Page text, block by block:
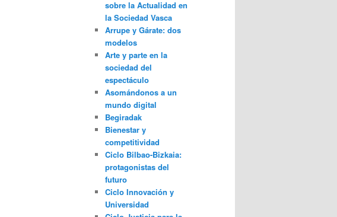
sobre la Actualidad en
la Sociedad Vasca
Arrupe y Gárate: dos
modelos
Arte y parte en la
sociedad del
espectáculo
Asomándonos a un
mundo digital
Begiradak
Bienestar y
competitividad
Ciclo Bilbao-Bizkaia:
protagonistas del
futuro
Ciclo Innovación y
Universidad